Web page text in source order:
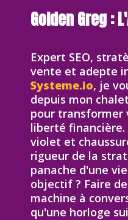
Golden Greg :
Expert SEO,
vente et adepte
Systeme.io, je
depuis mon
pour transformer
liberté
violet et
rigueur de la
panache d'une
objectif ? Faire
machine à
qu'une horloge